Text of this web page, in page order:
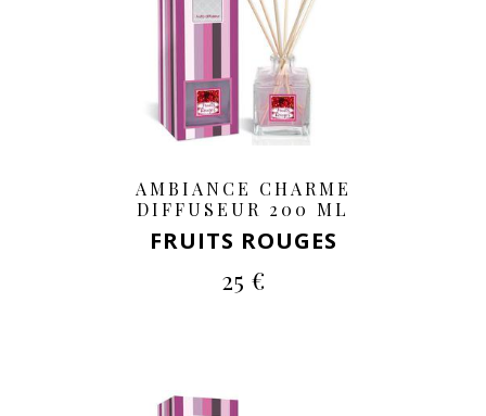
AMBIANCE CHARME
DIFFUSEUR 200 ML
FRUITS ROUGES
25 €